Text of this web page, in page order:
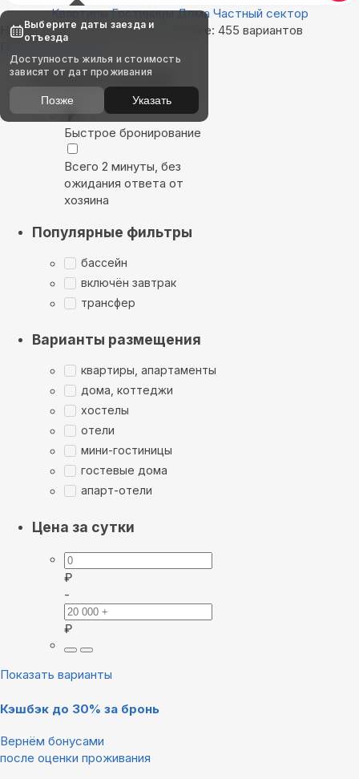
Квартиры Гостиницы Дома Частный сектор
Найдём, где остановиться в Курске: 455 вариантов
Показать на карте
Выбирайте лучшее
Быстрое бронирование
Всего 2 минуты, без
ожидания ответа от
хозяина
Популярные фильтры
бассейн
включён завтрак
трансфер
Варианты размещения
квартиры, апартаменты
дома, коттеджи
хостелы
отели
мини-гостиницы
гостевые дома
апарт-отели
Цена за сутки
₽
-
₽
Показать варианты
Кэшбэк до 30% за бронь
Вернём бонусами
после оценки проживания
Выберите даты заезда и
отъезда
Доступность жилья и стоимость
зависят от дат проживания
Позже Указать